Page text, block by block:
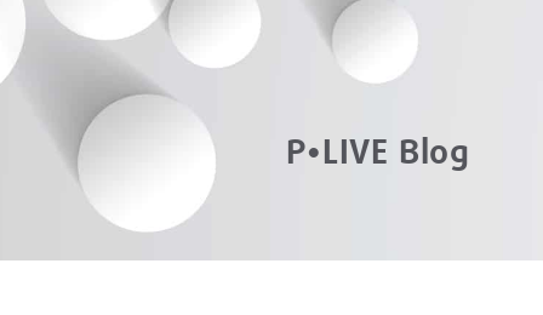
P•LIVE Blog